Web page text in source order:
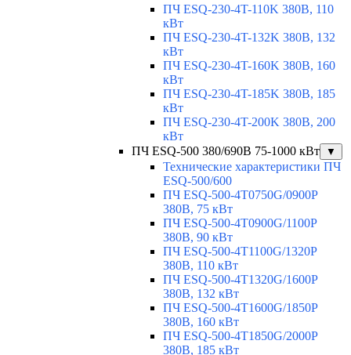
ПЧ ESQ-230-4T-110K 380В, 110
кВт
ПЧ ESQ-230-4T-132K 380В, 132
кВт
ПЧ ESQ-230-4T-160K 380В, 160
кВт
ПЧ ESQ-230-4T-185K 380В, 185
кВт
ПЧ ESQ-230-4T-200K 380В, 200
кВт
ПЧ ESQ-500 380/690В 75-1000 кВт
▼
Технические характеристики ПЧ
ESQ-500/600
ПЧ ESQ-500-4T0750G/0900P
380В, 75 кВт
ПЧ ESQ-500-4T0900G/1100P
380В, 90 кВт
ПЧ ESQ-500-4T1100G/1320P
380В, 110 кВт
ПЧ ESQ-500-4T1320G/1600P
380В, 132 кВт
ПЧ ESQ-500-4T1600G/1850P
380В, 160 кВт
ПЧ ESQ-500-4T1850G/2000P
380В, 185 кВт